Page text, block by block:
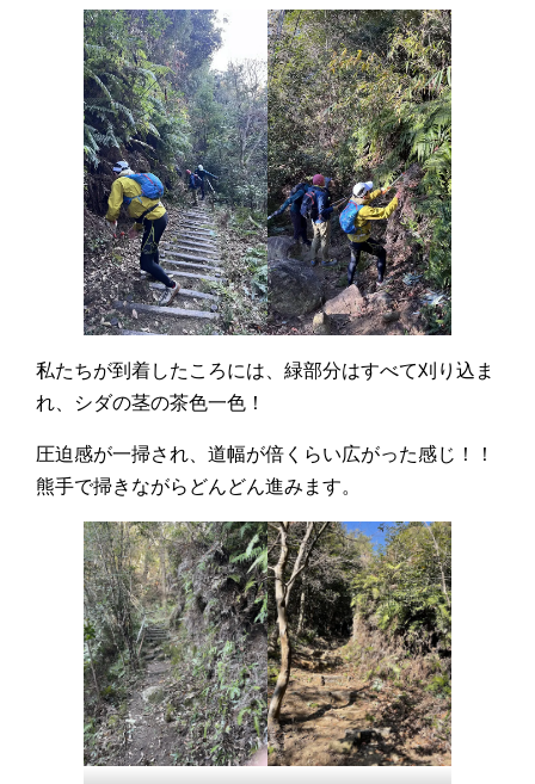
私たちが到着したころには、緑部分はすべて刈り込ま
れ、シダの茎の茶色一色！
圧迫感が一掃され、道幅が倍くらい広がった感じ！！
熊手で掃きながらどんどん進みます。